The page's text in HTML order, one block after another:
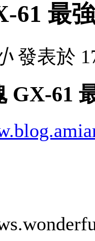
61 最
發表於
GX-61